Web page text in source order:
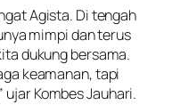
Agista. Di tengah
mimpi dan terus
dukung bersama.
keamanan, tapi
Kombes Jauhari.